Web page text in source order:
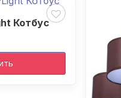
Котбус